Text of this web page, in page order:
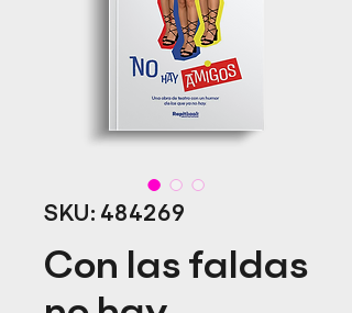
SKU: 484269
Con las faldas